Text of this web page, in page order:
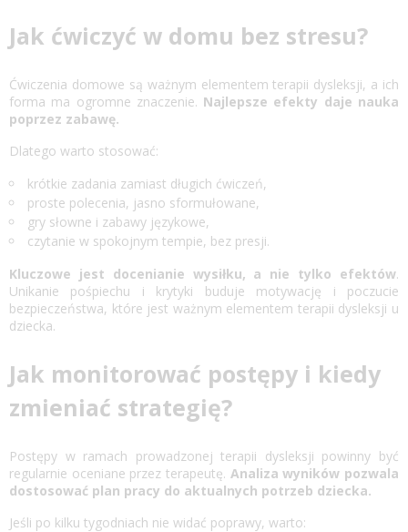
Jak ćwiczyć w domu bez stresu?
Ćwiczenia domowe są ważnym elementem terapii dysleksji, a ich
forma ma ogromne znaczenie. Najlepsze efekty daje nauka
poprzez zabawę.
Dlatego warto stosować:
krótkie zadania zamiast długich ćwiczeń,
proste polecenia, jasno sformułowane,
gry słowne i zabawy językowe,
czytanie w spokojnym tempie, bez presji.
Kluczowe jest docenianie wysiłku, a nie tylko efektów.
Unikanie pośpiechu i krytyki buduje motywację i poczucie
bezpieczeństwa, które jest ważnym elementem terapii dysleksji u
dziecka.
Jak monitorować postępy i kiedy
zmieniać strategię?
Postępy w ramach prowadzonej terapii dysleksji powinny być
regularnie oceniane przez terapeutę. Analiza wyników pozwala
dostosować plan pracy do aktualnych potrzeb dziecka.
Jeśli po kilku tygodniach nie widać poprawy, warto: